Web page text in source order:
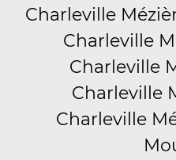
Charleville
Charleville
Charleville
Charleville
Charleville